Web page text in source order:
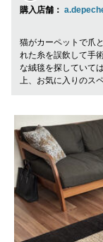
購入店舗：
猫がカーペットで爪
れた糸を誤飲して手
な絨毯を探していて
上、お気に入りのス